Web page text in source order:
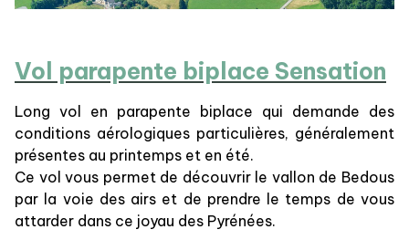
Vol parapente biplace Sensation
Long vol en parapente biplace qui demande des
conditions aérologiques particulières, généralement
présentes au printemps et en été.
Ce vol vous permet de découvrir le vallon de Bedous
par la voie des airs et de prendre le temps de vous
attarder dans ce joyau des Pyrénées.